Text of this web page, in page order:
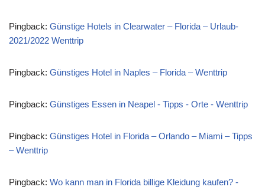
Pingback: Günstige Hotels in Clearwater – Florida – Urlaub-
2021/2022 Wenttrip
Pingback: Günstiges Hotel in Naples – Florida – Wenttrip
Pingback: Günstiges Essen in Neapel - Tipps - Orte - Wenttrip
Pingback: Günstiges Hotel in Florida – Orlando – Miami – Tipps
– Wenttrip
Pingback: Wo kann man in Florida billige Kleidung kaufen? -